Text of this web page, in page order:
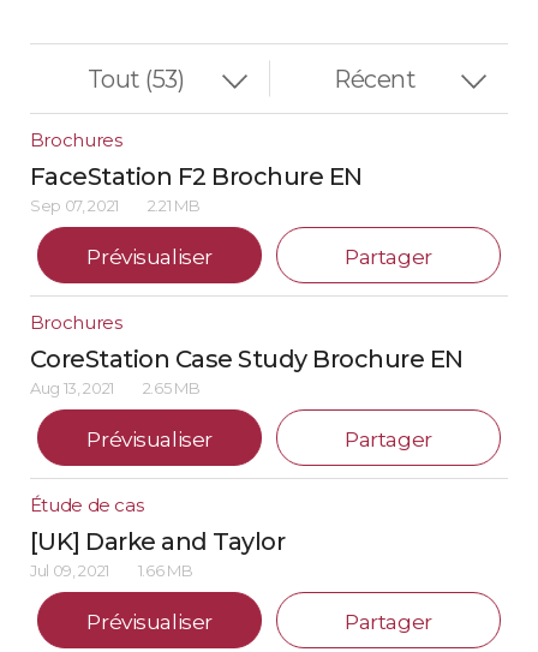
Brochures
FaceStation F2 Brochure EN
Sep 07, 2021 2.21 MB
Prévisualiser Partager
Brochures
CoreStation Case Study Brochure EN
Aug 13, 2021 2.65 MB
Prévisualiser Partager
Étude de cas
[UK] Darke and Taylor
Jul 09, 2021 1.66 MB
Prévisualiser Partager